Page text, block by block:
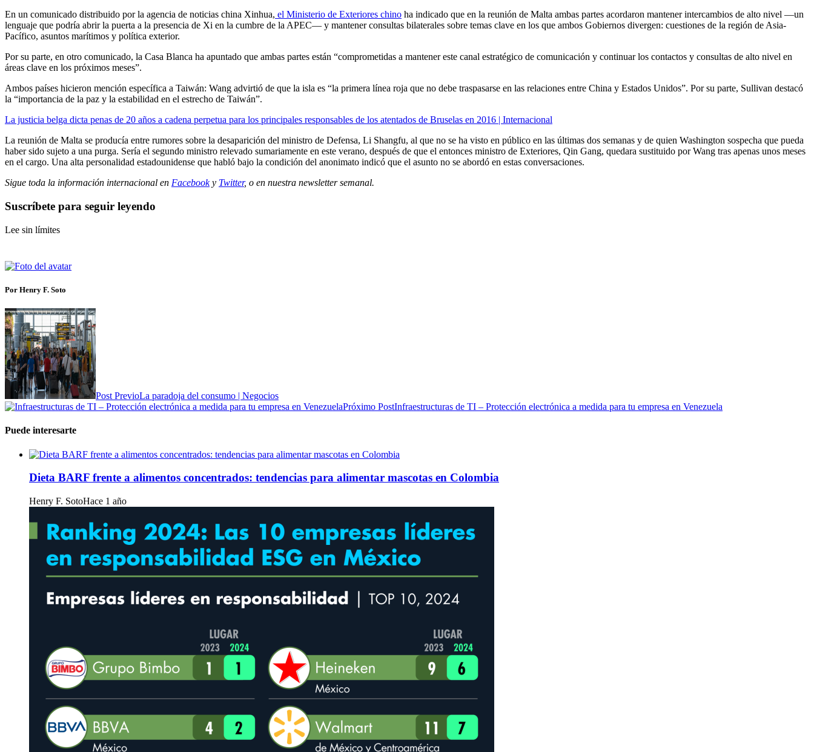
En un comunicado distribuido por la agencia de noticias china Xinhua, el Ministerio de Exteriores chino ha indicado que en la reunión de Malta ambas partes acordaron mantener intercambios de alto nivel —un
lenguaje que podría abrir la puerta a la presencia de Xi en la cumbre de la APEC— y mantener consultas bilaterales sobre temas clave en los que ambos Gobiernos divergen: cuestiones de la región de Asia-
Pacífico, asuntos marítimos y política exterior.
Por su parte, en otro comunicado, la Casa Blanca ha apuntado que ambas partes están “comprometidas a mantener este canal estratégico de comunicación y continuar los contactos y consultas de alto nivel en
áreas clave en los próximos meses”.
Ambos países hicieron mención específica a Taiwán: Wang advirtió de que la isla es “la primera línea roja que no debe traspasarse en las relaciones entre China y Estados Unidos”. Por su parte, Sullivan destacó
la “importancia de la paz y la estabilidad en el estrecho de Taiwán”.
La justicia belga dicta penas de 20 años a cadena perpetua para los principales responsables de los atentados de Bruselas en 2016 | Internacional
La reunión de Malta se producía entre rumores sobre la desaparición del ministro de Defensa, Li Shangfu, al que no se ha visto en público en las últimas dos semanas y de quien Washington sospecha que pueda
haber sido sujeto a una purga. Sería el segundo ministro relevado sumariamente en este verano, después de que el entonces ministro de Exteriores, Qin Gang, quedara sustituido por Wang tras apenas unos meses
en el cargo. Una alta personalidad estadounidense que habló bajo la condición del anonimato indicó que el asunto no se abordó en estas conversaciones.
Sigue toda la información internacional en Facebooky Twitter, o en nuestra newsletter semanal.
Suscríbete para seguir leyendo
Lee sin límites
Por Henry F. Soto
Post PrevioLa paradoja del consumo | Negocios
Próximo PostInfraestructuras de TI – Protección electrónica a medida para tu empresa en Venezuela
Puede interesarte
Dieta BARF frente a alimentos concentrados: tendencias para alimentar mascotas en Colombia
Henry F. SotoHace 1 año